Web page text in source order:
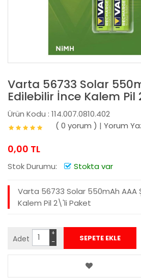
Varta 56733 Solar
Edilebilir İnce Kalem Pil
Ürün Kodu : 114.007.0810.402
( 0 yorum ) | Yorum
0,00 TL
Stok Durumu: Stokta var
Varta 56733 Solar 550mAh AAA
Kalem Pil 2\'li Paket
Adet −
+